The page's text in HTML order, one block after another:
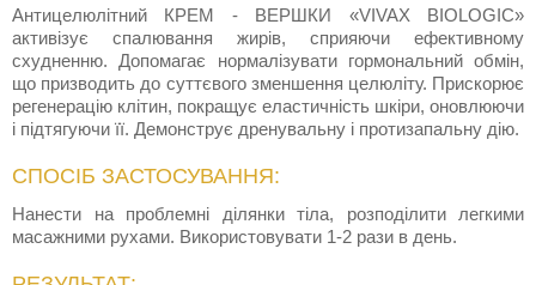
Антицелюлітний КРЕМ - ВЕРШКИ «VIVAX BIOLOGIC»
активізує спалювання жирів, сприяючи ефективному
схудненню. Допомагає нормалізувати гормональний обмін,
що призводить до суттєвого зменшення целюліту. Прискорює
регенерацію клітин, покращує еластичність шкіри, оновлюючи
і підтягуючи її. Демонструє дренувальну і протизапальну дію.
СПОСІБ ЗАСТОСУВАННЯ:
Нанести на проблемні ділянки тіла, розподілити легкими
масажними рухами. Використовувати 1-2 рази в день.